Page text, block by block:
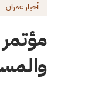
أخبار عمران